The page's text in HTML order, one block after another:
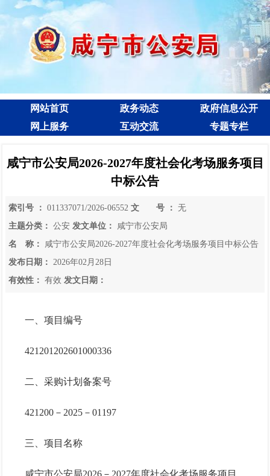
网站首页 政务动态
政府信息公开
网上服务
互动交流 专题专栏
咸宁市公安局2026-2027年度社会化考场服务项目
中标公告
索引号 ： 011337071/2026-06552 文 号 ：
无
主题分类：
公安 发文单位：
咸宁市公安局
名 称：
咸宁市公安局2026-2027年度社会化考场服务项目中标公告
发布日期：
2026年02月28日
有效性：
有效 发文日期：
一、项目编号
421201202601000336
二、采购计划备案号
421200－2025－01197
三、项目名称